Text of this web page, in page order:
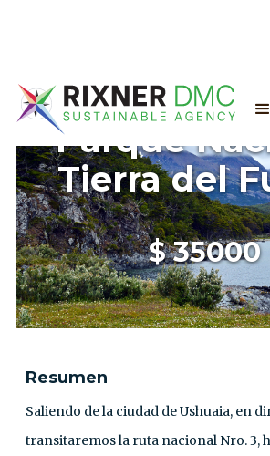
Parque
Tierra del
$35000
Resumen
Saliendo de la ciudad de Ushuaia, en
transitaremos la ruta nacional Nro. 3,